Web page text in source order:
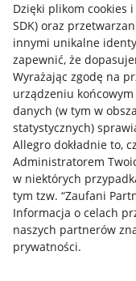
Dzięki plikom cookies
SDK) oraz
innymi unikalne
zapewnić, że
Wyrażając zgodę na
urządzeniu
danych (w tym w
statystycznych)
Allegro dokładnie to,
Administratorem
w niektórych
tym tzw. “Zaufani
Informacja o celach
naszych partnerów
prywatności.
Przydatne
Jak to działa
Napisz do nas